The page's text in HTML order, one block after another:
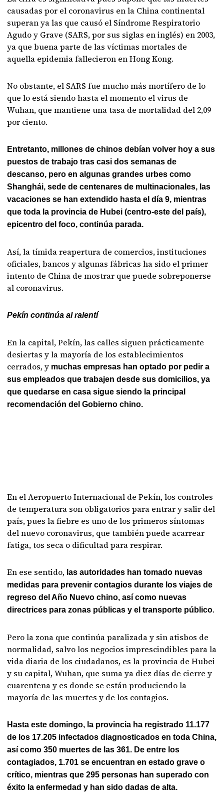
causadas por el coronavirus en la China continental
superan ya las que causó el Síndrome Respiratorio
Agudo y Grave (SARS, por sus siglas en inglés) en 2003,
ya que buena parte de las víctimas mortales de
aquella epidemia fallecieron en Hong Kong.
No obstante, el SARS fue mucho más mortífero de lo
que lo está siendo hasta el momento el virus de
Wuhan, que mantiene una tasa de mortalidad del 2,09
por ciento.
Entretanto, millones de chinos debían volver hoy a sus
puestos de trabajo tras casi dos semanas de
descanso, pero en algunas grandes urbes como
Shanghái, sede de centenares de multinacionales, las
vacaciones se han extendido hasta el día 9, mientras
que toda la provincia de Hubei (centro-este del país),
epicentro del foco, continúa parada.
Así, la tímida reapertura de comercios, instituciones
oficiales, bancos y algunas fábricas ha sido el primer
intento de China de mostrar que puede sobreponerse
al coronavirus.
Pekín continúa al ralentí
En la capital, Pekín, las calles siguen prácticamente
desiertas y la mayoría de los establecimientos
cerrados, y muchas empresas han optado por pedir a
sus empleados que trabajen desde sus domicilios, ya
que quedarse en casa sigue siendo la principal
recomendación del Gobierno chino.
En el Aeropuerto Internacional de Pekín, los controles
de temperatura son obligatorios para entrar y salir del
país, pues la fiebre es uno de los primeros síntomas
del nuevo coronavirus, que también puede acarrear
fatiga, tos seca o dificultad para respirar.
En ese sentido, las autoridades han tomado nuevas
medidas para prevenir contagios durante los viajes de
regreso del Año Nuevo chino, así como nuevas
directrices para zonas públicas y el transporte público.
Pero la zona que continúa paralizada y sin atisbos de
normalidad, salvo los negocios imprescindibles para la
vida diaria de los ciudadanos, es la provincia de Hubei
y su capital, Wuhan, que suma ya diez días de cierre y
cuarentena y es donde se están produciendo la
mayoría de las muertes y de los contagios.
Hasta este domingo, la provincia ha registrado 11.177
de los 17.205 infectados diagnosticados en toda China,
así como 350 muertes de las 361. De entre los
contagiados, 1.701 se encuentran en estado grave o
crítico, mientras que 295 personas han superado con
éxito la enfermedad y han sido dadas de alta.